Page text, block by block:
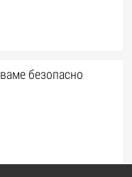
безопасно